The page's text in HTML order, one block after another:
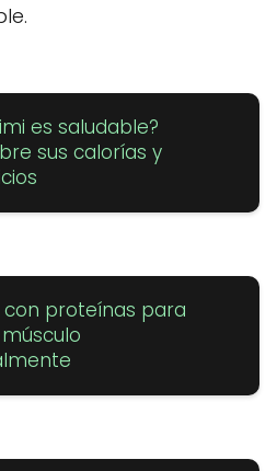
es saludable?
sus calorías y
con proteínas para